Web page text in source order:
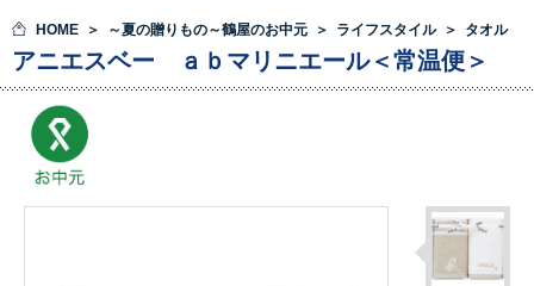
HOME ～夏の贈りもの～鶴屋のお中元 ライフスタイル タオル
アニエスベー ａｂマリニエール＜常温便＞